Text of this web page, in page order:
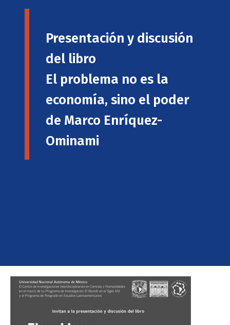
Presentación y discusión
del libro
El problema no es la
economía, sino el poder
de Marco Enríquez-
Ominami